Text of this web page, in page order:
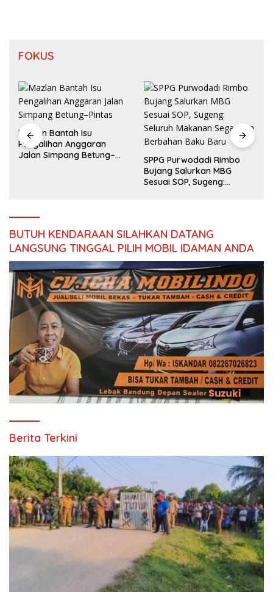
FOKUS
Mazlan Bantah Isu
Pengalihan Anggaran
Jalan Simpang Betung–
SPPG Purwodadi Rimbo
Bujang Salurkan MBG
Sesuai SOP, Sugeng:
BUTUH KENDARAAN SILAHKAN DATANG
LANGSUNG TINGGAL PILIH MOBIL IDAMAN ANDA
Berita Terkini